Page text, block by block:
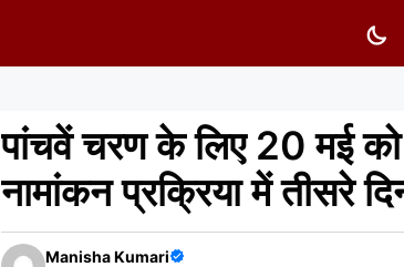
पांचवें चरण के लिए 20 मई
नामांकन प्रक्रिया में तीसरे
Manisha Kumari